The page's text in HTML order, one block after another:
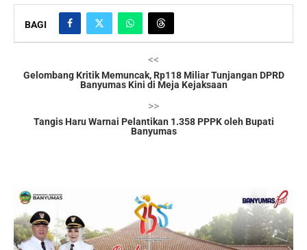
BAGI
<<
Gelombang Kritik Memuncak, Rp118 Miliar Tunjangan DPRD
Banyumas Kini di Meja Kejaksaan
>>
Tangis Haru Warnai Pelantikan 1.358 PPPK oleh Bupati
Banyumas